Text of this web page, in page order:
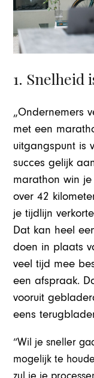
1. Snelheid
„Ondernemers
met een
uitgangspunt is
succes gelijk
marathon win
over 42
je tijdlijn
Dat kan heel
doen in plaats
veel tijd mee
een afspraak.
vooruit
eens
“Wil je sneller
mogelijk te